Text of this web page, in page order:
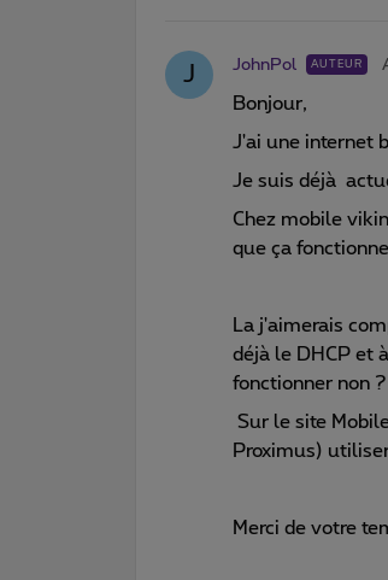
J JohnPol AUTEUR
Bonjour,
J'ai une internet
Je suis déjà
Chez mobile
que ça fonctionne.
La j'aimerais
déjà le DHCP et
fonctionner non ?
Sur le site
Proximus)
Merci de votre